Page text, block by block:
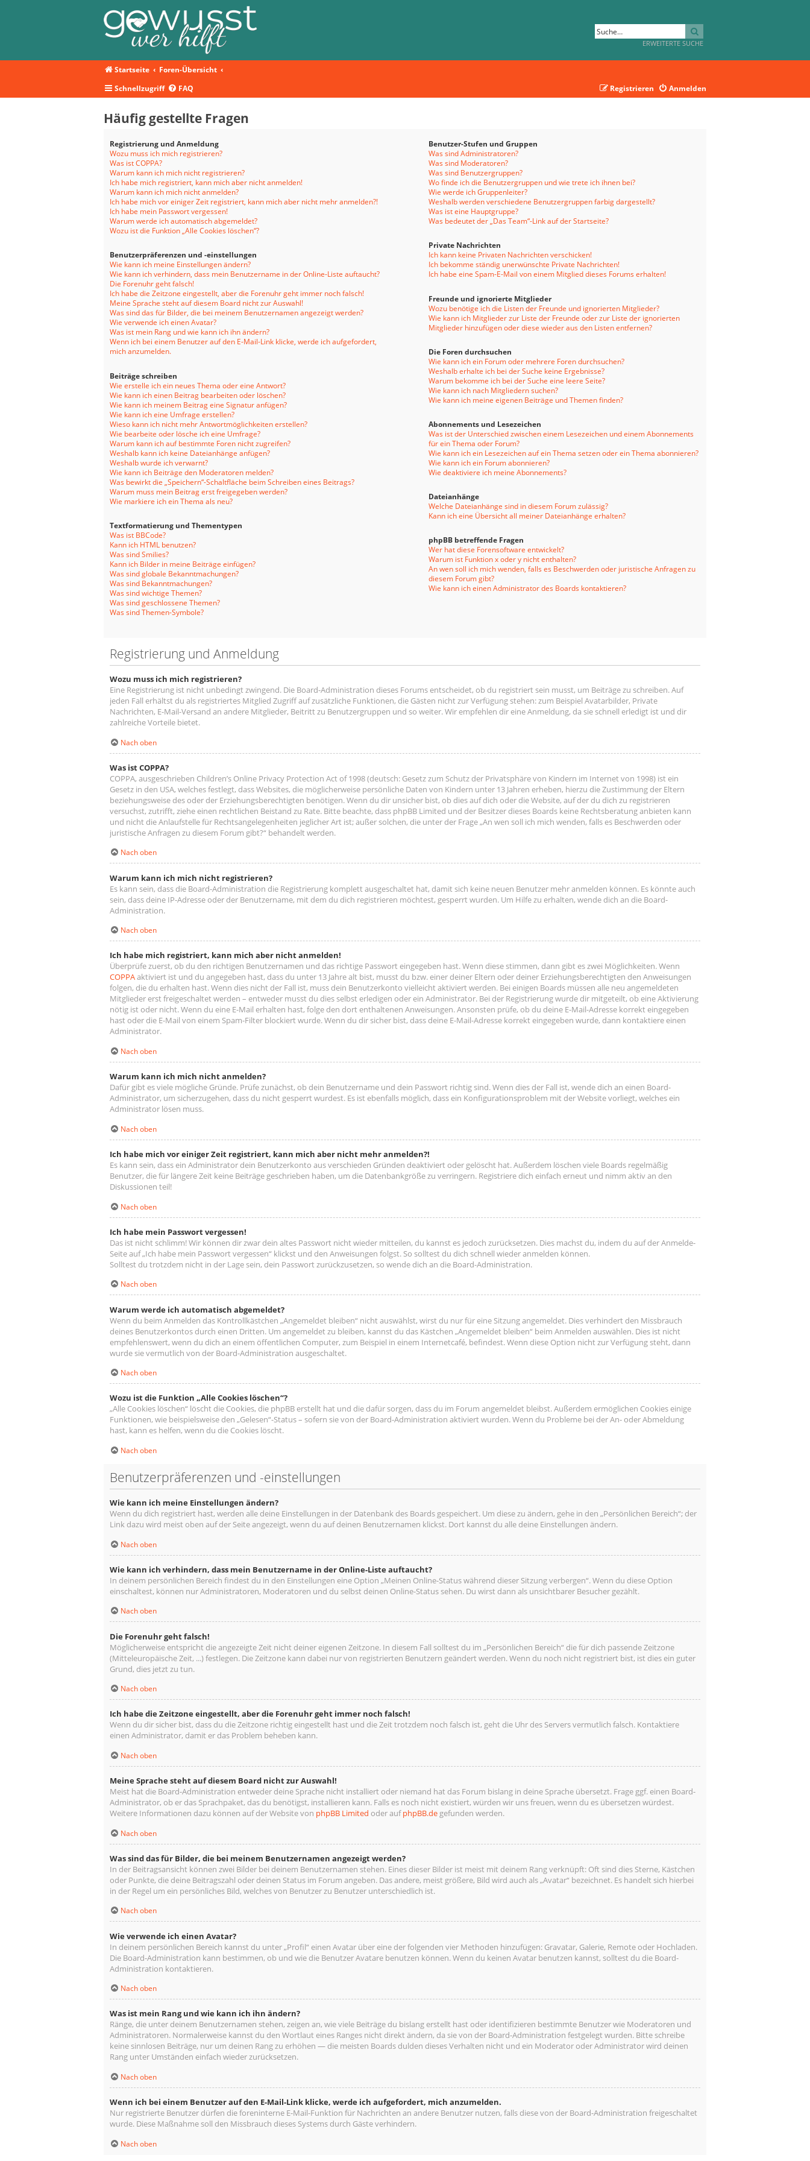
ERWEITERTE SUCHE
Startseite
Foren-Übersicht
Schnellzugriff
FAQ Anmelden
Registrieren
Häufig gestellte Fragen
Registrierung und Anmeldung
Wozu muss ich mich registrieren?
Was ist COPPA?
Warum kann ich mich nicht registrieren?
Ich habe mich registriert, kann mich aber nicht anmelden!
Warum kann ich mich nicht anmelden?
Ich habe mich vor einiger Zeit registriert, kann mich aber nicht mehr anmelden?!
Ich habe mein Passwort vergessen!
Warum werde ich automatisch abgemeldet?
Wozu ist die Funktion „Alle Cookies löschen“?
Benutzerpräferenzen und -einstellungen
Wie kann ich meine Einstellungen ändern?
Wie kann ich verhindern, dass mein Benutzername in der Online-Liste auftaucht?
Die Forenuhr geht falsch!
Ich habe die Zeitzone eingestellt, aber die Forenuhr geht immer noch falsch!
Meine Sprache steht auf diesem Board nicht zur Auswahl!
Was sind das für Bilder, die bei meinem Benutzernamen angezeigt werden?
Wie verwende ich einen Avatar?
Was ist mein Rang und wie kann ich ihn ändern?
Wenn ich bei einem Benutzer auf den E-Mail-Link klicke, werde ich aufgefordert,
mich anzumelden.
Beiträge schreiben
Wie erstelle ich ein neues Thema oder eine Antwort?
Wie kann ich einen Beitrag bearbeiten oder löschen?
Wie kann ich meinem Beitrag eine Signatur anfügen?
Wie kann ich eine Umfrage erstellen?
Wieso kann ich nicht mehr Antwortmöglichkeiten erstellen?
Wie bearbeite oder lösche ich eine Umfrage?
Warum kann ich auf bestimmte Foren nicht zugreifen?
Weshalb kann ich keine Dateianhänge anfügen?
Weshalb wurde ich verwarnt?
Wie kann ich Beiträge den Moderatoren melden?
Was bewirkt die „Speichern“-Schaltfläche beim Schreiben eines Beitrags?
Warum muss mein Beitrag erst freigegeben werden?
Wie markiere ich ein Thema als neu?
Textformatierung und Thementypen
Was ist BBCode?
Kann ich HTML benutzen?
Was sind Smilies?
Kann ich Bilder in meine Beiträge einfügen?
Was sind globale Bekanntmachungen?
Was sind Bekanntmachungen?
Was sind wichtige Themen?
Was sind geschlossene Themen?
Was sind Themen-Symbole?
Benutzer-Stufen und Gruppen
Was sind Administratoren?
Was sind Moderatoren?
Was sind Benutzergruppen?
Wo finde ich die Benutzergruppen und wie trete ich ihnen bei?
Wie werde ich Gruppenleiter?
Weshalb werden verschiedene Benutzergruppen farbig dargestellt?
Was ist eine Hauptgruppe?
Was bedeutet der „Das Team“-Link auf der Startseite?
Private Nachrichten
Ich kann keine Privaten Nachrichten verschicken!
Ich bekomme ständig unerwünschte Private Nachrichten!
Ich habe eine Spam-E-Mail von einem Mitglied dieses Forums erhalten!
Freunde und ignorierte Mitglieder
Wozu benötige ich die Listen der Freunde und ignorierten Mitglieder?
Wie kann ich Mitglieder zur Liste der Freunde oder zur Liste der ignorierten
Mitglieder hinzufügen oder diese wieder aus den Listen entfernen?
Die Foren durchsuchen
Wie kann ich ein Forum oder mehrere Foren durchsuchen?
Weshalb erhalte ich bei der Suche keine Ergebnisse?
Warum bekomme ich bei der Suche eine leere Seite?
Wie kann ich nach Mitgliedern suchen?
Wie kann ich meine eigenen Beiträge und Themen finden?
Abonnements und Lesezeichen
Was ist der Unterschied zwischen einem Lesezeichen und einem Abonnements
für ein Thema oder Forum?
Wie kann ich ein Lesezeichen auf ein Thema setzen oder ein Thema abonnieren?
Wie kann ich ein Forum abonnieren?
Wie deaktiviere ich meine Abonnements?
Dateianhänge
Welche Dateianhänge sind in diesem Forum zulässig?
Kann ich eine Übersicht all meiner Dateianhänge erhalten?
phpBB betreffende Fragen
Wer hat diese Forensoftware entwickelt?
Warum ist Funktion x oder y nicht enthalten?
An wen soll ich mich wenden, falls es Beschwerden oder juristische Anfragen zu
diesem Forum gibt?
Wie kann ich einen Administrator des Boards kontaktieren?
Registrierung und Anmeldung
Wozu muss ich mich registrieren?
Eine Registrierung ist nicht unbedingt zwingend. Die Board-Administration dieses Forums entscheidet, ob du registriert sein musst, um Beiträge zu schreiben. Auf
jeden Fall erhältst du als registriertes Mitglied Zugriff auf zusätzliche Funktionen, die Gästen nicht zur Verfügung stehen: zum Beispiel Avatarbilder, Private
Nachrichten, E-Mail-Versand an andere Mitglieder, Beitritt zu Benutzergruppen und so weiter. Wir empfehlen dir eine Anmeldung, da sie schnell erledigt ist und dir
zahlreiche Vorteile bietet.
Nach oben
Was ist COPPA?
COPPA, ausgeschrieben Children’s Online Privacy Protection Act of 1998 (deutsch: Gesetz zum Schutz der Privatsphäre von Kindern im Internet von 1998) ist ein
Gesetz in den USA, welches festlegt, dass Websites, die möglicherweise persönliche Daten von Kindern unter 13 Jahren erheben, hierzu die Zustimmung der Eltern
beziehungsweise des oder der Erziehungsberechtigten benötigen. Wenn du dir unsicher bist, ob dies auf dich oder die Website, auf der du dich zu registrieren
versuchst, zutrifft, ziehe einen rechtlichen Beistand zu Rate. Bitte beachte, dass phpBB Limited und der Besitzer dieses Boards keine Rechtsberatung anbieten kann
und nicht die Anlaufstelle für Rechtsangelegenheiten jeglicher Art ist; außer solchen, die unter der Frage „An wen soll ich mich wenden, falls es Beschwerden oder
juristische Anfragen zu diesem Forum gibt?“ behandelt werden.
Nach oben
Warum kann ich mich nicht registrieren?
Es kann sein, dass die Board-Administration die Registrierung komplett ausgeschaltet hat, damit sich keine neuen Benutzer mehr anmelden können. Es könnte auch
sein, dass deine IP-Adresse oder der Benutzername, mit dem du dich registrieren möchtest, gesperrt wurden. Um Hilfe zu erhalten, wende dich an die Board-
Administration.
Nach oben
Ich habe mich registriert, kann mich aber nicht anmelden!
Überprüfe zuerst, ob du den richtigen Benutzernamen und das richtige Passwort eingegeben hast. Wenn diese stimmen, dann gibt es zwei Möglichkeiten. Wenn
COPPAaktiviert ist und du angegeben hast, dass du unter 13 Jahre alt bist, musst du bzw. einer deiner Eltern oder deiner Erziehungsberechtigten den Anweisungen
folgen, die du erhalten hast. Wenn dies nicht der Fall ist, muss dein Benutzerkonto vielleicht aktiviert werden. Bei einigen Boards müssen alle neu angemeldeten
Mitglieder erst freigeschaltet werden – entweder musst du dies selbst erledigen oder ein Administrator. Bei der Registrierung wurde dir mitgeteilt, ob eine Aktivierung
nötig ist oder nicht. Wenn du eine E-Mail erhalten hast, folge den dort enthaltenen Anweisungen. Ansonsten prüfe, ob du deine E-Mail-Adresse korrekt eingegeben
hast oder die E-Mail von einem Spam-Filter blockiert wurde. Wenn du dir sicher bist, dass deine E-Mail-Adresse korrekt eingegeben wurde, dann kontaktiere einen
Administrator.
Nach oben
Warum kann ich mich nicht anmelden?
Dafür gibt es viele mögliche Gründe. Prüfe zunächst, ob dein Benutzername und dein Passwort richtig sind. Wenn dies der Fall ist, wende dich an einen Board-
Administrator, um sicherzugehen, dass du nicht gesperrt wurdest. Es ist ebenfalls möglich, dass ein Konfigurationsproblem mit der Website vorliegt, welches ein
Administrator lösen muss.
Nach oben
Ich habe mich vor einiger Zeit registriert, kann mich aber nicht mehr anmelden?!
Es kann sein, dass ein Administrator dein Benutzerkonto aus verschieden Gründen deaktiviert oder gelöscht hat. Außerdem löschen viele Boards regelmäßig
Benutzer, die für längere Zeit keine Beiträge geschrieben haben, um die Datenbankgröße zu verringern. Registriere dich einfach erneut und nimm aktiv an den
Diskussionen teil!
Nach oben
Ich habe mein Passwort vergessen!
Das ist nicht schlimm! Wir können dir zwar dein altes Passwort nicht wieder mitteilen, du kannst es jedoch zurücksetzen. Dies machst du, indem du auf der Anmelde-
Seite auf „Ich habe mein Passwort vergessen“ klickst und den Anweisungen folgst. So solltest du dich schnell wieder anmelden können.
Solltest du trotzdem nicht in der Lage sein, dein Passwort zurückzusetzen, so wende dich an die Board-Administration.
Nach oben
Warum werde ich automatisch abgemeldet?
Wenn du beim Anmelden das Kontrollkästchen „Angemeldet bleiben“ nicht auswählst, wirst du nur für eine Sitzung angemeldet. Dies verhindert den Missbrauch
deines Benutzerkontos durch einen Dritten. Um angemeldet zu bleiben, kannst du das Kästchen „Angemeldet bleiben“ beim Anmelden auswählen. Dies ist nicht
empfehlenswert, wenn du dich an einem öffentlichen Computer, zum Beispiel in einem Internetcafé, befindest. Wenn diese Option nicht zur Verfügung steht, dann
wurde sie vermutlich von der Board-Administration ausgeschaltet.
Nach oben
Wozu ist die Funktion „Alle Cookies löschen“?
„Alle Cookies löschen“ löscht die Cookies, die phpBB erstellt hat und die dafür sorgen, dass du im Forum angemeldet bleibst. Außerdem ermöglichen Cookies einige
Funktionen, wie beispielsweise den „Gelesen“-Status – sofern sie von der Board-Administration aktiviert wurden. Wenn du Probleme bei der An- oder Abmeldung
hast, kann es helfen, wenn du die Cookies löscht.
Nach oben
Benutzerpräferenzen und -einstellungen
Wie kann ich meine Einstellungen ändern?
Wenn du dich registriert hast, werden alle deine Einstellungen in der Datenbank des Boards gespeichert. Um diese zu ändern, gehe in den „Persönlichen Bereich“; der
Link dazu wird meist oben auf der Seite angezeigt, wenn du auf deinen Benutzernamen klickst. Dort kannst du alle deine Einstellungen ändern.
Nach oben
Wie kann ich verhindern, dass mein Benutzername in der Online-Liste auftaucht?
In deinem persönlichen Bereich findest du in den Einstellungen eine Option „Meinen Online-Status während dieser Sitzung verbergen“. Wenn du diese Option
einschaltest, können nur Administratoren, Moderatoren und du selbst deinen Online-Status sehen. Du wirst dann als unsichtbarer Besucher gezählt.
Nach oben
Die Forenuhr geht falsch!
Möglicherweise entspricht die angezeigte Zeit nicht deiner eigenen Zeitzone. In diesem Fall solltest du im „Persönlichen Bereich“ die für dich passende Zeitzone
(Mitteleuropäische Zeit, ...) festlegen. Die Zeitzone kann dabei nur von registrierten Benutzern geändert werden. Wenn du noch nicht registriert bist, ist dies ein guter
Grund, dies jetzt zu tun.
Nach oben
Ich habe die Zeitzone eingestellt, aber die Forenuhr geht immer noch falsch!
Wenn du dir sicher bist, dass du die Zeitzone richtig eingestellt hast und die Zeit trotzdem noch falsch ist, geht die Uhr des Servers vermutlich falsch. Kontaktiere
einen Administrator, damit er das Problem beheben kann.
Nach oben
Meine Sprache steht auf diesem Board nicht zur Auswahl!
Meist hat die Board-Administration entweder deine Sprache nicht installiert oder niemand hat das Forum bislang in deine Sprache übersetzt. Frage ggf. einen Board-
Administrator, ob er das Sprachpaket, das du benötigst, installieren kann. Falls es noch nicht existiert, würden wir uns freuen, wenn du es übersetzen würdest.
Weitere Informationen dazu können auf der Website von phpBB Limited oder aufphpBB.de gefunden werden.
Nach oben
Was sind das für Bilder, die bei meinem Benutzernamen angezeigt werden?
In der Beitragsansicht können zwei Bilder bei deinem Benutzernamen stehen. Eines dieser Bilder ist meist mit deinem Rang verknüpft: Oft sind dies Sterne, Kästchen
oder Punkte, die deine Beitragszahl oder deinen Status im Forum angeben. Das andere, meist größere, Bild wird auch als „Avatar“ bezeichnet. Es handelt sich hierbei
in der Regel um ein persönliches Bild, welches von Benutzer zu Benutzer unterschiedlich ist.
Nach oben
Wie verwende ich einen Avatar?
In deinem persönlichen Bereich kannst du unter „Profil“ einen Avatar über eine der folgenden vier Methoden hinzufügen: Gravatar, Galerie, Remote oder Hochladen.
Die Board-Administration kann bestimmen, ob und wie die Benutzer Avatare benutzen können. Wenn du keinen Avatar benutzen kannst, solltest du die Board-
Administration kontaktieren.
Nach oben
Was ist mein Rang und wie kann ich ihn ändern?
Ränge, die unter deinem Benutzernamen stehen, zeigen an, wie viele Beiträge du bislang erstellt hast oder identifizieren bestimmte Benutzer wie Moderatoren und
Administratoren. Normalerweise kannst du den Wortlaut eines Ranges nicht direkt ändern, da sie von der Board-Administration festgelegt wurden. Bitte schreibe
keine sinnlosen Beiträge, nur um deinen Rang zu erhöhen — die meisten Boards dulden dieses Verhalten nicht und ein Moderator oder Administrator wird deinen
Rang unter Umständen einfach wieder zurücksetzen.
Nach oben
Wenn ich bei einem Benutzer auf den E-Mail-Link klicke, werde ich aufgefordert, mich anzumelden.
Nur registrierte Benutzer dürfen die foreninterne E-Mail-Funktion für Nachrichten an andere Benutzer nutzen, falls diese von der Board-Administration freigeschaltet
wurde. Diese Maßnahme soll den Missbrauch dieses Systems durch Gäste verhindern.
Nach oben